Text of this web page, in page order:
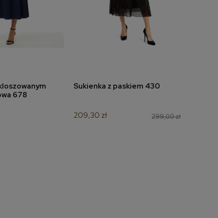
koszyka
678
dodaj do koszyka
Sukienka z paskiem 430
299,00 zł
209,30 zł